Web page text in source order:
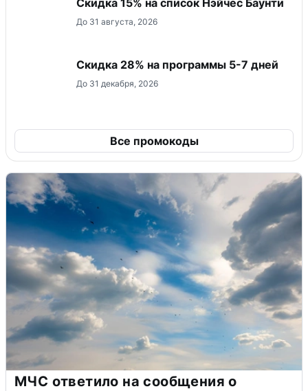
Скидка 15% на список Нэйчес Баунти
До 31 августа, 2026
Скидка 28% на программы 5-7 дней
До 31 декабря, 2026
Все промокоды
МЧС ответило на сообщения о